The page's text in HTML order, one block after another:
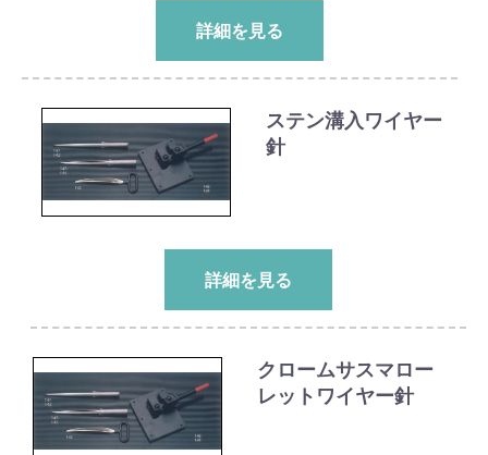
詳細を見る
ステン溝入ワイヤー
針
詳細を見る
クロームサスマロー
レットワイヤー針